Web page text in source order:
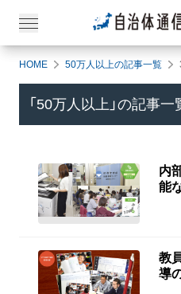
HOME 50万人以上の記事一覧
「 50万人以上 」の記事一
内
能
教
導